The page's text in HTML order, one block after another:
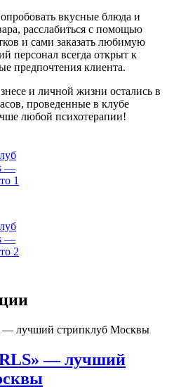
вкусные блюда и
расслабиться с помощью
и сами заказать любимую
персонал всегда открыт к
предпочтения клиента.
и личной жизни остались в
проведенные в клубе
любой психотерапии!
— лучший